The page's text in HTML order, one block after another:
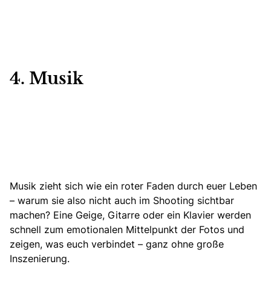
4. Musik
Musik zieht sich wie ein roter Faden durch euer Leben
– warum sie also nicht auch im Shooting sichtbar
machen? Eine Geige, Gitarre oder ein Klavier werden
schnell zum emotionalen Mittelpunkt der Fotos und
zeigen, was euch verbindet – ganz ohne große
Inszenierung.